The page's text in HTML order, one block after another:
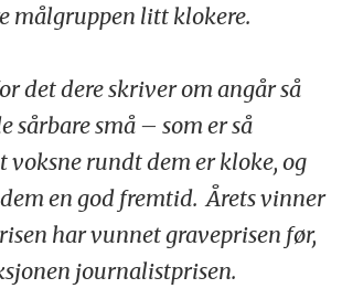
målgruppen litt klokere.
det dere skriver om angår så
sårbare små – som er så
voksne rundt dem er kloke, og
en god fremtid. Årets vinner
har vunnet graveprisen før,
journalistprisen.